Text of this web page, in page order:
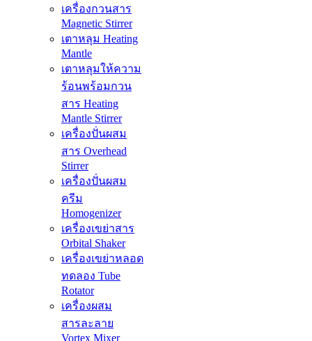
เครื่องกวนสาร
Magnetic Stirrer
เตาหลุม Heating
Mantle
เตาหลุมให้ความ
ร้อนพร้อมกวน
สาร Heating
Mantle Stirrer
เครื่องปั่นผสม
สาร Overhead
Stirrer
เครื่องปั่นผสม
ครีม
Homogenizer
เครื่องเขย่าสาร
Orbital Shaker
เครื่องเขย่าหลอด
ทดลอง Tube
Rotator
เครื่องผสม
สารละลาย
Vortex Mixer